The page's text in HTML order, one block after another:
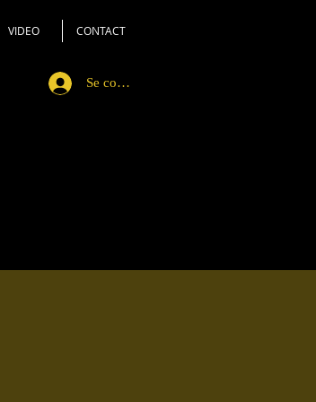
VIDEO CONTACT
Se connecter